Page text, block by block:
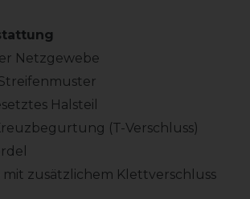
Netzgewebe
Halsteil
(T-Verschluss)
zusätzlichem Klettverschluss